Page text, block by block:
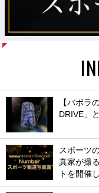
【バボラ
DRIVE」
スポーツ
真家が撮
トを開催